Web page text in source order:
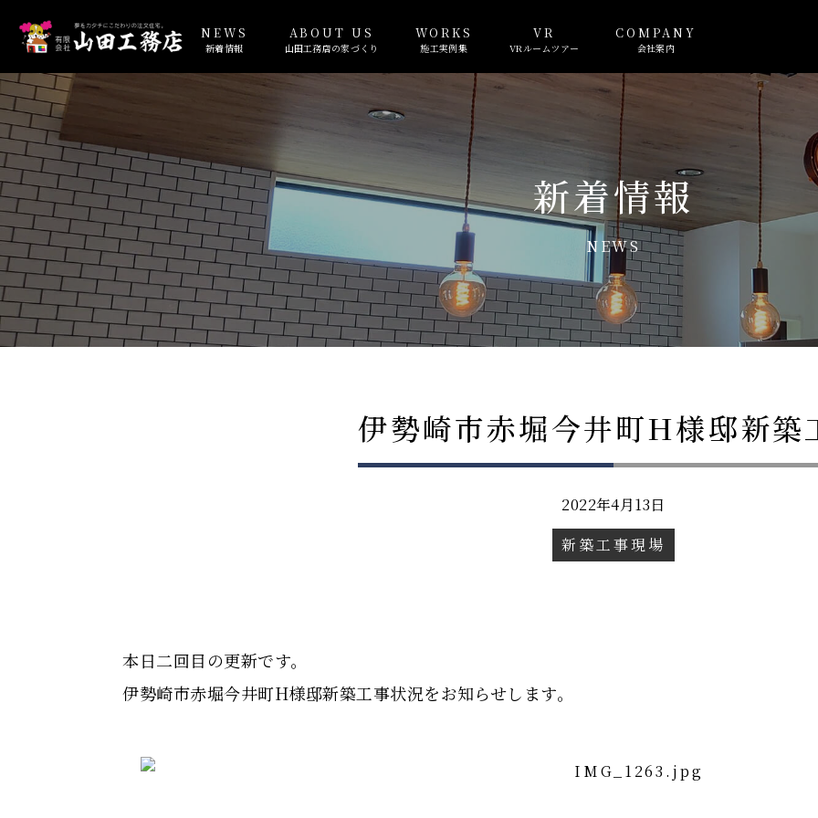
NEWS
新着情報
ABOUT US
山田工務店の家づくり
WORKS
施工実例集
VR
VRルームツアー
COMPANY
会社案内
新着情報
NEWS
伊勢崎市赤堀今井町H様邸新築
2022年4月13日
新築工事現場
本日二回目の更新です。
伊勢崎市赤堀今井町H様邸新築工事状況をお知らせします。